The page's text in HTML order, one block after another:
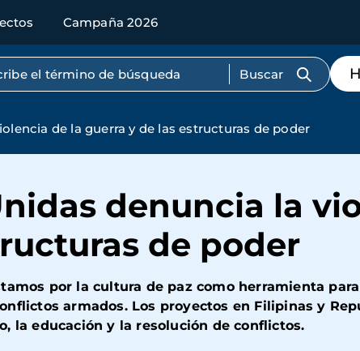
Campaña 2026
por texto completo
Menú
de
de la guerra y de las estructuras de poder
denuncia la
de poder
por la cultura de paz como herramienta
armados. Los proyectos en Filipinas y
la educación y la resolución de conflictos.